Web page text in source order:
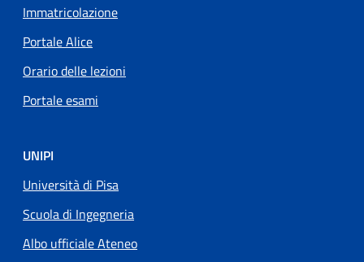
Immatricolazione
Portale Alice
Orario delle lezioni
Portale esami
UNIPI
Università di Pisa
Scuola di Ingegneria
Albo ufficiale Ateneo